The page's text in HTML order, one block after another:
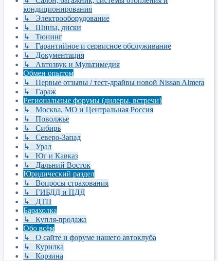
кондиционирования
↳ Электрооборудование
↳ Шины, диски
↳ Тюнинг
↳ Гарантийное и сервисное обслуживание
↳ Документация
↳ Автозвук и Мультимедия
Обмен опытом
↳ Первые отзывы / тест-драйвы новой Nissan Almera
↳ Гараж
Региональные форумы (дилеры, встречи)
↳ Москва, МО и Центральная Россия
↳ Поволжье
↳ Сибирь
↳ Северо-Запад
↳ Урал
↳ Юг и Кавказ
↳ Дальний Восток
Юридический раздел
↳ Вопросы страхования
↳ ГИБДД и ПДД
↳ ДТП
Барахолка
↳ Купля-продажа
Обо всём
↳ О сайте и форуме нашего автоклуба
↳ Курилка
↳ Корзина